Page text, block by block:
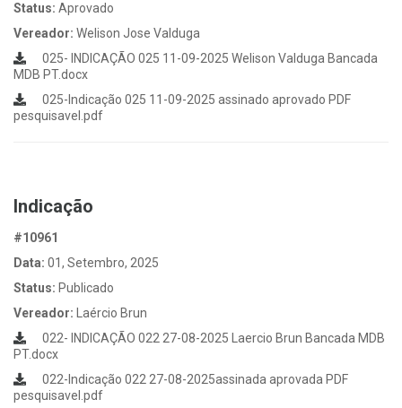
Status: Aprovado
Vereador: Welison Jose Valduga
025- INDICAÇÃO 025 11-09-2025 Welison Valduga Bancada
MDB PT.docx
025-Indicação 025 11-09-2025 assinado aprovado PDF
pesquisavel.pdf
Indicação
#10961
Data: 01, Setembro, 2025
Status: Publicado
Vereador:
Laércio Brun
022- INDICAÇÃO 022 27-08-2025 Laercio Brun Bancada MDB
PT.docx
022-Indicação 022 27-08-2025assinada aprovada PDF
pesquisavel.pdf